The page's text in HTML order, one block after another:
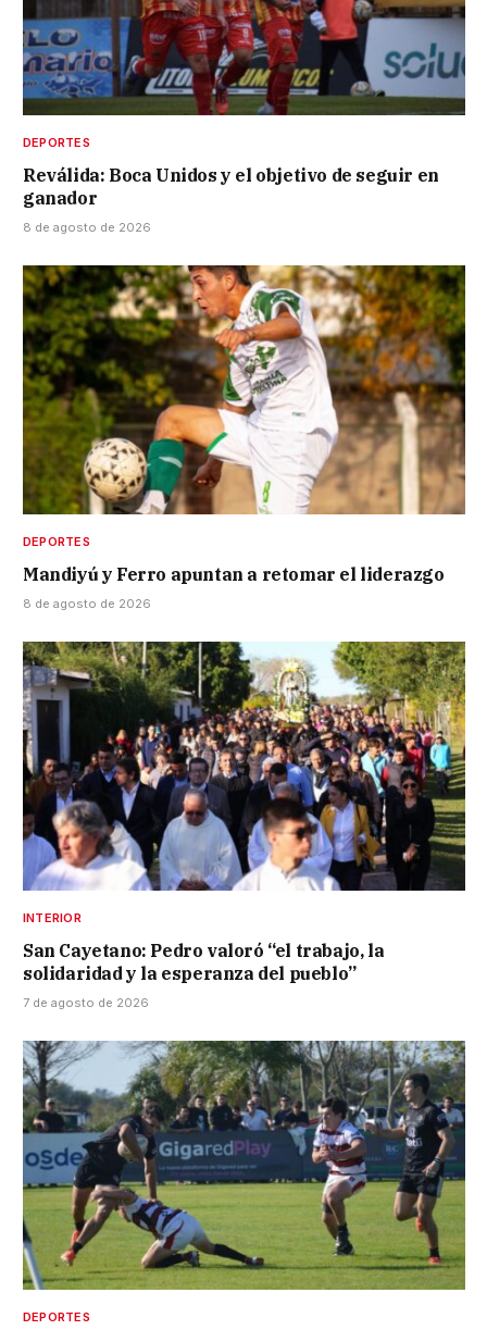
DEPORTES
Reválida: Boca Unidos y el objetivo de seguir en
ganador
8 de agosto de 2026
DEPORTES
Mandiyú y Ferro apuntan a retomar el liderazgo
8 de agosto de 2026
INTERIOR
San Cayetano: Pedro valoró “el trabajo, la
solidaridad y la esperanza del pueblo”
7 de agosto de 2026
DEPORTES